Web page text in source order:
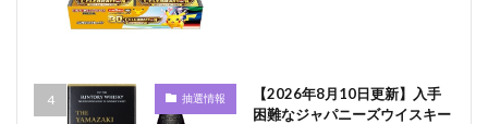
抽選情報
【2026年8月10日更新】入手
困難なジャパニーズウイスキー